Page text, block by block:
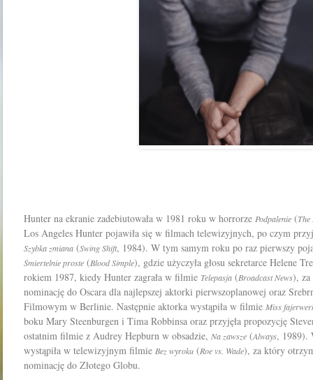
Hunter na ekranie zadebiutowała w 1981 roku w horrorze Podpalenie (
Los Angeles Hunter pojawiła się w filmach telewizyjnych, po czym
Szybka zmiana (Swing Shift, 1984). W tym samym roku po raz pierwszy
Śmiertelnie proste (Blood Simple), gdzie użyczyła głosu sekretarce Helene
rokiem 1987, kiedy Hunter zagrała w filmie Telepasja (Broadcast News), za
nominację do Oscara dla najlepszej aktorki pierwszoplanowej oraz
Filmowym w Berlinie. Następnie aktorka wystąpiła w filmie Miss
boku Mary Steenburgen i Tima Robbinsa oraz przyjęła propozycję
ostatnim filmie z Audrey Hepburn w obsadzie, Na zawsze (Always, 1989).
wystąpiła w telewizyjnym filmie Bez wyroku (Roe vs. Wade), za który
nominację do Złotego Globu.